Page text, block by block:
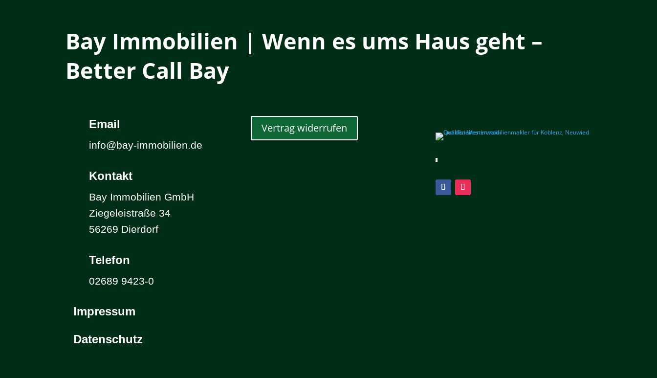
Bay Immobilien | Wenn es ums Haus geht –
Better Call Bay
Email
info@bay-immobilien.de
Kontakt
Bay Immobilien GmbH
Ziegeleistraße 34
56269 Dierdorf
Telefon
02689 9423-0
Impressum
Datenschutz
Vertrag widerrufen